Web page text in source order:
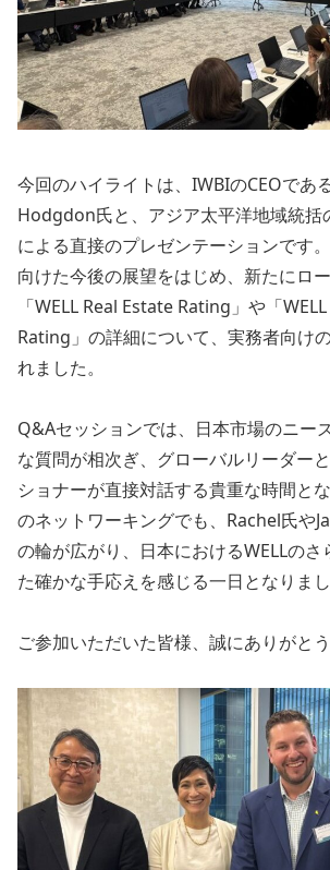
今回のハイライトは、IWBIのCEOであ
Hodgdon氏と、アジア太平洋地域統括
による直接のプレゼンテーションです
向けた今後の展望をはじめ、新たにロ
「WELL Real Estate Rating」や「
Rating」の詳細について、実務者向け
れました。
Q&Aセッションでは、日本市場のニー
な質問が相次ぎ、グローバルリーダー
ショナーが直接対話する貴重な時間と
のネットワーキングでも、Rachel氏や
の輪が広がり、日本におけるWELLのさ
た確かな手応えを感じる一日となりまし
ご参加いただいた皆様、誠にありがと